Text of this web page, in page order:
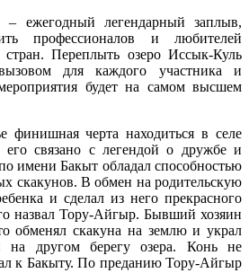
– ежегодный легендарный заплыв,
профессионалов и любителей
Переплыть озеро Иссык-Куль
для каждого участника и
будет на самом высшем
финишная черта находиться в селе
связано с легендой о дружбе и
имени Бакыт обладал способностью
скакунов. В обмен на родительскую
и сделал из него прекрасного
назвал Тору-Айгыр. Бывший хозяин
обменял скакуна на землю и украл
на другом берегу озера. Конь не
к Бакыту. По преданию Тору-Айгыр